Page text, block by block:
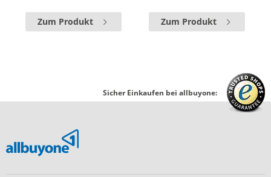
Zum Produkt Zum Produkt
Sicher Einkaufen bei allbuyone: